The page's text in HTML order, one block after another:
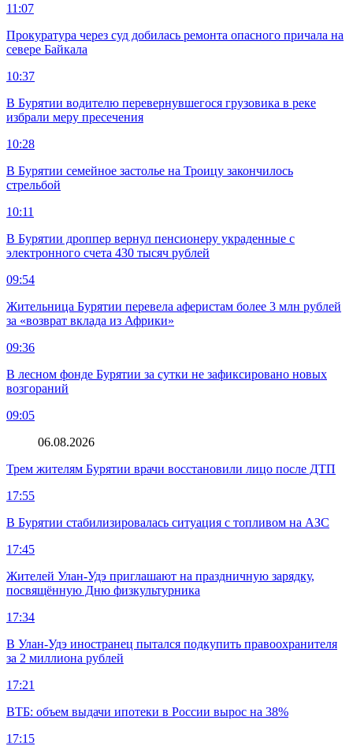
11:07
Прокуратура через суд добилась ремонта опасного причала на
севере Байкала
10:37
В Бурятии водителю перевернувшегося грузовика в реке
избрали меру пресечения
10:28
В Бурятии семейное застолье на Троицу закончилось
стрельбой
10:11
В Бурятии дроппер вернул пенсионеру украденные с
электронного счета 430 тысяч рублей
09:54
Жительница Бурятии перевела аферистам более 3 млн рублей
за «возврат вклада из Африки»
09:36
В лесном фонде Бурятии за сутки не зафиксировано новых
возгораний
09:05
06.08.2026
Трем жителям Бурятии врачи восстановили лицо после ДТП
17:55
В Бурятии стабилизировалась ситуация с топливом на АЗС
17:45
Жителей Улан-Удэ приглашают на праздничную зарядку,
посвящённую Дню физкультурника
17:34
В Улан-Удэ иностранец пытался подкупить правоохранителя
за 2 миллиона рублей
17:21
ВТБ: объем выдачи ипотеки в России вырос на 38%
17:15